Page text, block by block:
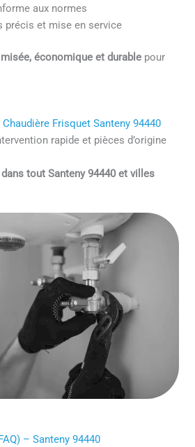
aux normes
précis et mise en service
économique et durablepour
Frisquet Santeny 94440
rapide et pièces d’origine
dans tout Santeny 94440 et villes
– Santeny 94440